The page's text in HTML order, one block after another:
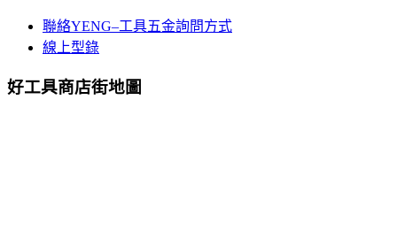
聯絡YENG–工具五金詢問方式
線上型錄
好工具商店街地圖